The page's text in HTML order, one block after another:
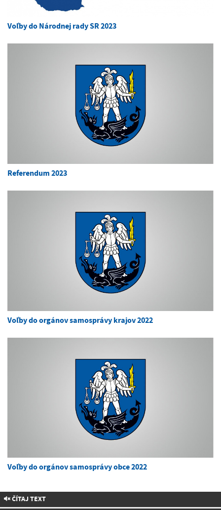
Voľby do Národnej rady SR 2023
Referendum 2023
Voľby do orgánov samosprávy krajov 2022
Voľby do orgánov samosprávy obce 2022
ČÍTAJ TEXT